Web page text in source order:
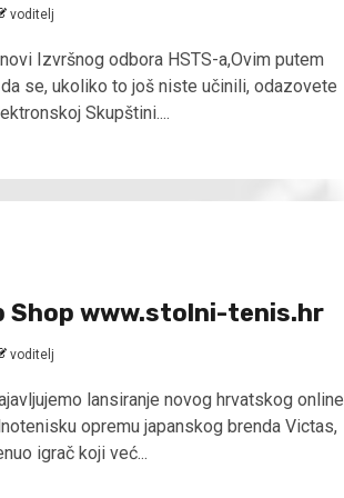
voditelj
Izvršnog odbora HSTS-a,Ovim putem
se, ukoliko to još niste učinili, odazovete
Skupštini....
Shop www.stolni-tenis.hr
voditelj
lansiranje novog hrvatskog online
opremu japanskog brenda Victas,
igrač koji već...